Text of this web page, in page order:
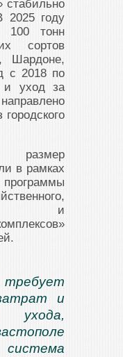
стабильно
2025 году
100 тонн
сортов
Шардоне,
с 2018 по
и уход за
в рамках
и
и
ухода,